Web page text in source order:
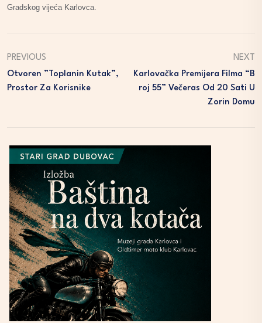
Gradskog vijeća Karlovca.
PREVIOUS
Otvoren ”Toplanin Kutak”,
Prostor Za Korisnike
NEXT
Karlovačka Premijera Filma “B
Roj 55” Večeras Od 20 Sati U
Zorin Domu